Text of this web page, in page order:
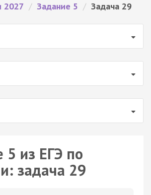
2027 / Задание 5 / Задача 29
5 из ЕГЭ по
задача 29